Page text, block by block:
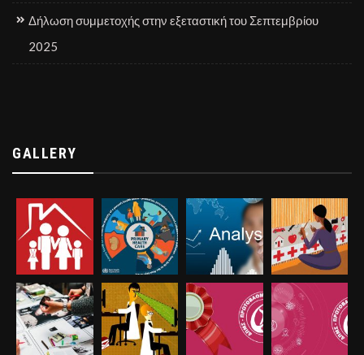
Δήλωση συμμετοχής στην εξεταστική του Σεπτεμβρίου
2025
GALLERY